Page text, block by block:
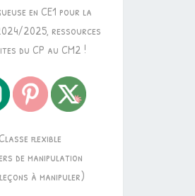
en CE1 pour la
2025, ressources
du CP au CM2 !
Classe flexible
de manipulation
à manipuler)